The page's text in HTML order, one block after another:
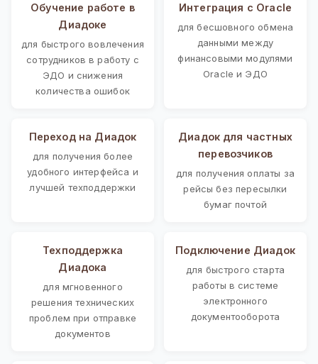
Обучение работе в
Диадоке
для быстрого вовлечения
сотрудников в работу с
ЭДО и снижения
количества ошибок
Интеграция с Oracle
для бесшовного обмена
данными между
финансовыми модулями
Oracle и ЭДО
Переход на Диадок
для получения более
удобного интерфейса и
лучшей техподдержки
Диадок для частных
перевозчиков
для получения оплаты за
рейсы без пересылки
бумаг почтой
Техподдержка
Диадока
для мгновенного
решения технических
проблем при отправке
документов
Подключение Диадок
для быстрого старта
работы в системе
электронного
документооборота